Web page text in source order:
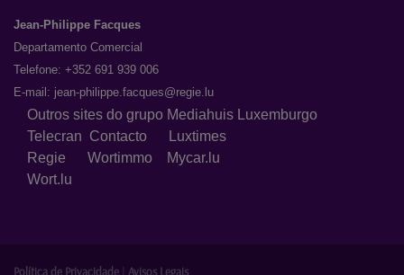
Jean-Philippe Facques
Departamento Comercial
Telefone: +352 691 939 006
E-mail: jean-philippe.facques@regie.lu
Outros sites do grupo Mediahuis Luxemburgo
Telecran Contacto
Luxtimes
Regie Wortimmo
Mycar.lu
Wort.lu
Política de Privacidade Avisos Legais